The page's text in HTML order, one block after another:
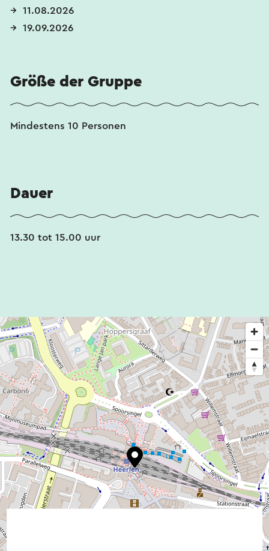
11.08.2026
19.09.2026
Größe der Gruppe
Mindestens 10 Personen
Dauer
13.30 tot 15.00 uur